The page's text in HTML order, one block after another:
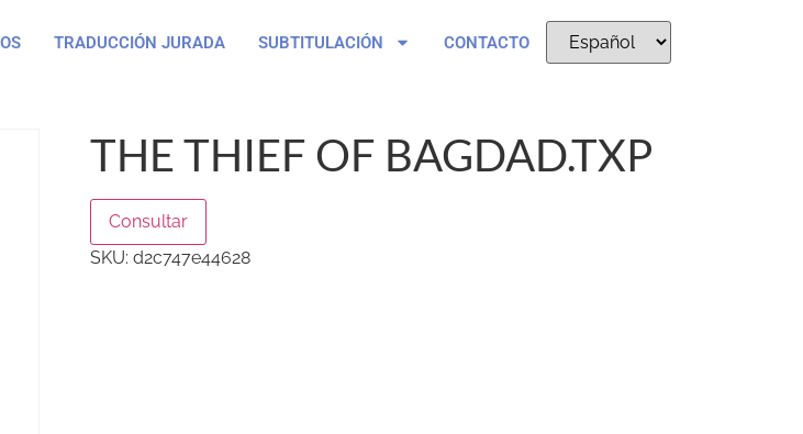
TRADUCCIÓN JURADA SUBTITULACIÓN CONTACTO
THE THIEF OF BAGDAD.TXP
Consultar
SKU: d2c747e44628